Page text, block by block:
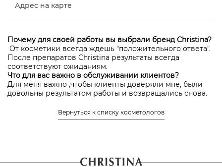
Адрес на карте
Почему для своей работы вы выбрали бренд Christina?
От косметики всегда ждешь "положительного ответа".
После препаратов Christina результаты всегда
соответствуют ожиданиям.
Что для вас важно в обслуживании клиентов?
Для меня важно ,чтобы клиенты доверяли мне, были
довольны результатом работы и возвращались снова.
Прибылова Юлия Леонидовна
Вернуться к списку косметологов